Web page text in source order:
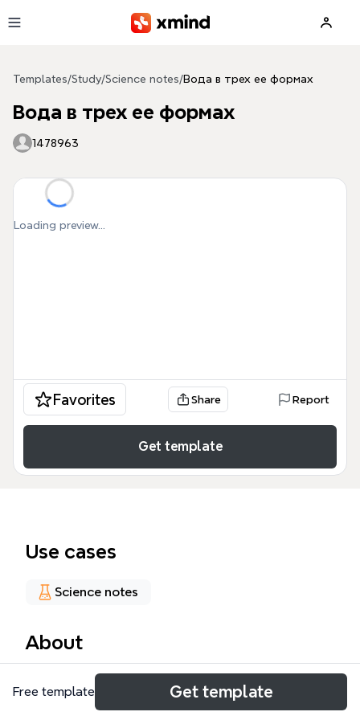
Templates/Study/Science notes/Вода в трех ее формах
Вода в трех ее формах
1478963
Loading preview...
Favorites Share Report
Get template
Use cases
Science notes
About
Эта карта объясняет круговорот воды в
природе, охватывая три основных состояния:
Free template Get template